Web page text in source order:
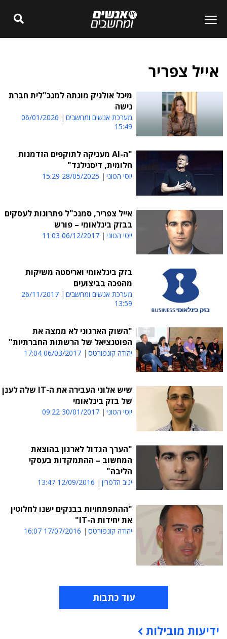
אייל צפריר
מיכל אולניק מונתה למנכ"לית חברת
נישה
מערכת אנשים ומחשבים
06/01/2026
15:49
"ה-AI מעניקה לתוקפים הזדמנות
חלומית, דיסנילנד"
יוסי הטוני 28/05/2025 15:29
אייל צפריר, סמנכ"ל פתרונות לעסקים
בבזק בינלאומי – פורש
יוסי הטוני 06/12/2017 11:03
בזק בינלאומי ואריסטה משיקות
מהפכה בביצועים
מערכת אנשים ומחשבים
26/11/2017
13:59
"השוק הארגוני לא ממצה את
הפוטנציאל של הרשתות החברתיות"
יהודה קונפורטס 06/03/2017 17:04
שיש אלוני העבירה את ה-IT שלה לענן
של בזק בינלאומי
יוסי הטוני 30/01/2017 09:22
"הערך הגדול לארגון בהוצאת
המחשוב – ההתמקדות בעסקי
הליבה"
יניב הלפרין 12/09/2016 13:47
"ההתפתחויות בבנקים ישנו לחלוטין
את יחידות ה-IT"
יהודה קונפורטס 17/07/2016 16:07
עוד כתבות
תוכן פרסומי
ידיעות מובילות